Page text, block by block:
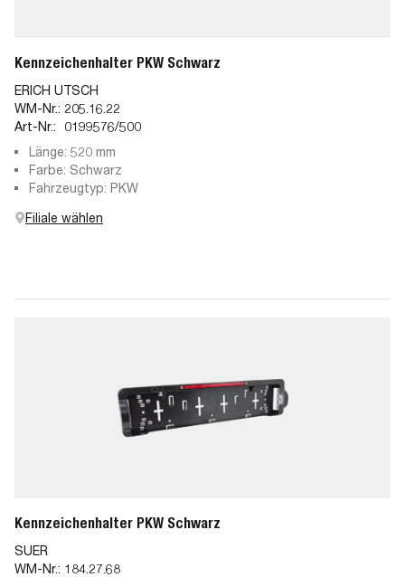
Kennzeichenhalter PKW Schwarz
ERICH UTSCH
WM-Nr.: 205.16.22
Art-Nr.:
0199576/500
Länge: 520 mm
Farbe: Schwarz
Fahrzeugtyp: PKW
Filiale wählen
Kennzeichenhalter PKW Schwarz
SUER
WM-Nr.: 184.27.68